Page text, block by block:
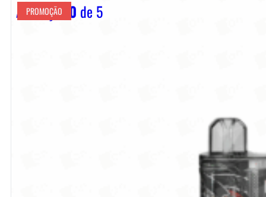
Avaliação 0 de 5
PROMOÇÃO